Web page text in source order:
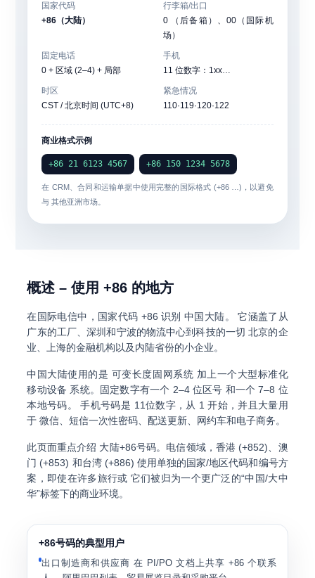
国家代码
+86（大陆）
行李箱/出口
0 （后备箱）、00（国际机
场）
固定电话
0 + 区域 (2–4) + 局部
手机
11 位数字：1xx…
时区
CST / 北京时间 (UTC+8)
紧急情况
110·119·120·122
商业格式示例
+86 21 6123 4567 +86 150 1234 5678
在 CRM、合同和运输单据中使用完整的国际格式 (+86 …)，以避免
与 其他亚洲市场。
概述 – 使用 +86 的地方
在国际电信中，国家代码 +86 识别中国大陆。 它涵盖了从
广东的工厂、深圳和宁波的物流中心到科技的一切 北京的企
业、上海的金融机构以及内陆省份的小企业。
中国大陆使用的是 可变长度固网系统 加上一个大型标准化
移动设备 系统。固定数字有一个 2–4 位区号 和一个7–8 位
本地号码。 手机号码是 11位数字，从 1 开始，并且大量用
于微信、短信一次性密码、配送更新、网约车和电子商务。
此页面重点介绍 大陆+86号码。电信领域，香港 (+852)、澳
门 (+853) 和台湾 (+886) 使用单独的国家/地区代码和编号方
案，即使在许多旅行或 它们被归为一个更广泛的“中国/大中
华”标签下的商业环境。
+86号码的典型用户
出口制造商和供应商 在 PI/PO 文档上共享 +86 个联系